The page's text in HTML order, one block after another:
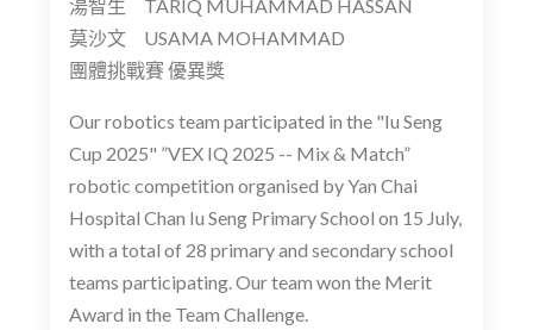
湯智生 TARIQ MUHAMMAD HASSAN
莫沙文 USAMA MOHAMMAD
團體挑戰賽 優異獎
Our robotics team participated in the "Iu Seng
Cup 2025" ”VEX IQ 2025 -- Mix & Match”
robotic competition organised by Yan Chai
Hospital Chan Iu Seng Primary School on 15 July,
with a total of 28 primary and secondary school
teams participating. Our team won the Merit
Award in the Team Challenge.